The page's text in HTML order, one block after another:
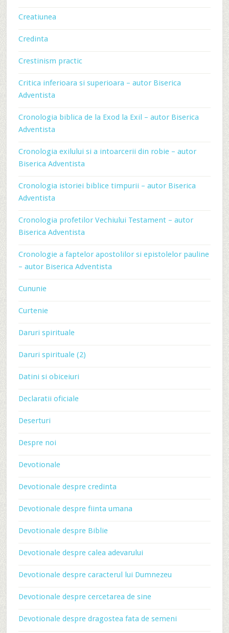
Creatiunea
Credinta
Crestinism practic
Critica inferioara si superioara – autor Biserica
Adventista
Cronologia biblica de la Exod la Exil – autor Biserica
Adventista
Cronologia exilului si a intoarcerii din robie – autor
Biserica Adventista
Cronologia istoriei biblice timpurii – autor Biserica
Adventista
Cronologia profetilor Vechiului Testament – autor
Biserica Adventista
Cronologie a faptelor apostolilor si epistolelor pauline
– autor Biserica Adventista
Cununie
Curtenie
Daruri spirituale
Daruri spirituale (2)
Datini si obiceiuri
Declaratii oficiale
Deserturi
Despre noi
Devotionale
Devotionale despre credinta
Devotionale despre fiinta umana
Devotionale despre Biblie
Devotionale despre calea adevarului
Devotionale despre caracterul lui Dumnezeu
Devotionale despre cercetarea de sine
Devotionale despre dragostea fata de semeni